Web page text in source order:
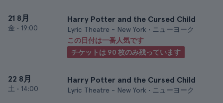
21 8月
金 • 19:00
Harry Potter and the Cursed Child
Lyric Theatre - New York • ニューヨーク
この日付は一番人気です
チケットは 90 枚のみ残っています
22 8月
土 • 14:00
Harry Potter and the Cursed Child
Lyric Theatre - New York • ニューヨーク